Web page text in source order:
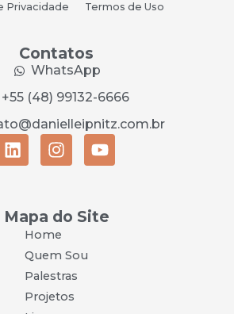
Privacidade Termos de Uso
Contatos
WhatsApp
+55 (48) 99132-6666
Mapa do Site
Home
Quem Sou
Palestras
Projetos